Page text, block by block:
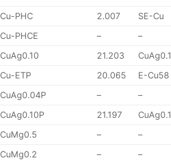
Cu-PHC 2.007
SE-Cu
Cu-PHCE –
–
CuAg0.10 21.203
Cu-ETP 20.065
E-Cu58
CuAg0.04P –
–
CuAg0.10P 21.197
CuMg0.5 –
–
CuMg0.2 –
–